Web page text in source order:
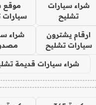
شراء سيارات
تشليح
موقع
سيارات
ارقام يشترون
سيارات تشليح
شراء
شراء سيارات قديمة